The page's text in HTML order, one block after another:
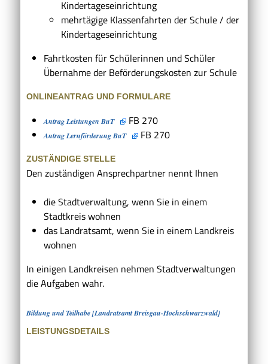
Kindertageseinrichtung
mehrtägige Klassenfahrten der Schule / der
Kindertageseinrichtung
Fahrtkosten für Schülerinnen und Schüler
Übernahme der Beförderungskosten zur Schule
ONLINEANTRAG UND FORMULARE
Antrag Leistungen BuT FB 270
Antrag Lernförderung BuT FB 270
ZUSTÄNDIGE STELLE
Den zuständigen Ansprechpartner nennt Ihnen
die Stadtverwaltung, wenn Sie in einem
Stadtkreis wohnen
das Landratsamt, wenn Sie in einem Landkreis
wohnen
In einigen Landkreisen nehmen Stadtverwaltungen
die Aufgaben wahr.
Bildung und Teilhabe [Landratsamt Breisgau-Hochschwarzwald]
LEISTUNGSDETAILS